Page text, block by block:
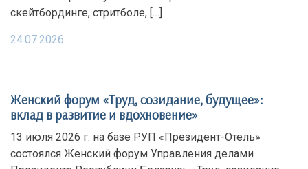
скейтбординге, стритболе, […]
24.07.2026
Женский форум «Труд, созидание, будущее»:
вклад в развитие и вдохновение»
13 июля 2026 г. на базе РУП «Президент-Отель»
состоялся Женский форум Управления делами